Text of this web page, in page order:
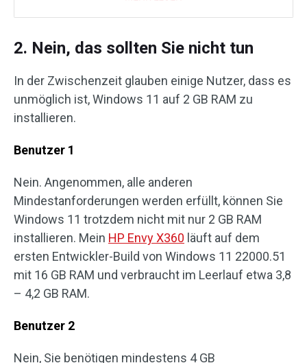
2. Nein, das sollten Sie nicht tun
In der Zwischenzeit glauben einige Nutzer, dass es
unmöglich ist, Windows 11 auf 2 GB RAM zu
installieren.
Benutzer 1
Nein. Angenommen, alle anderen
Mindestanforderungen werden erfüllt, können Sie
Windows 11 trotzdem nicht mit nur 2 GB RAM
installieren. Mein HP Envy X360 läuft auf dem
ersten Entwickler-Build von Windows 11 22000.51
mit 16 GB RAM und verbraucht im Leerlauf etwa 3,8
– 4,2 GB RAM.
Benutzer 2
Nein, Sie benötigen mindestens 4 GB